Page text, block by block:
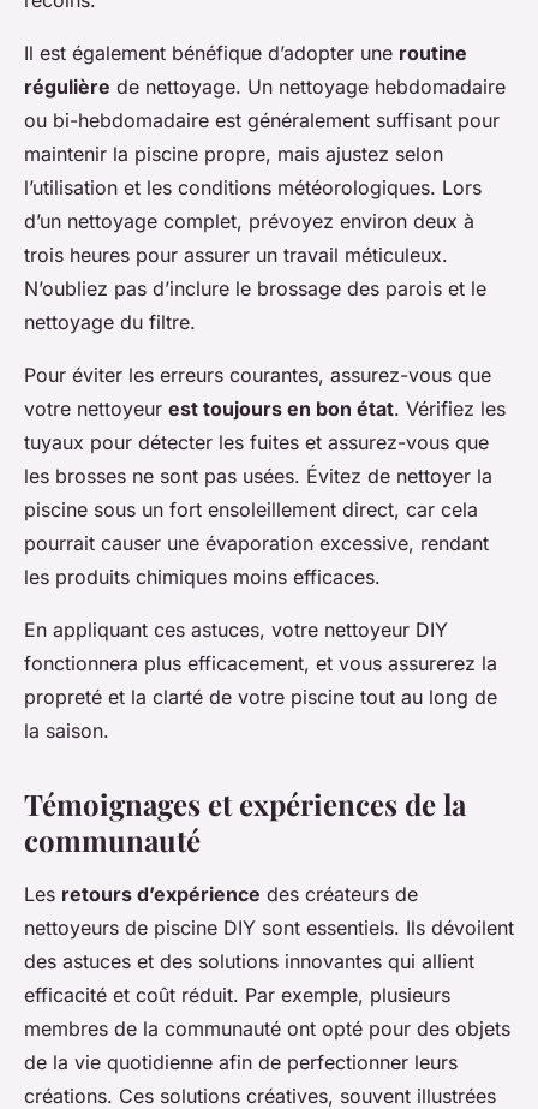
Il est également bénéfique d’adopter une routine
régulière de nettoyage. Un nettoyage hebdomadaire
ou bi-hebdomadaire est généralement suffisant pour
maintenir la piscine propre, mais ajustez selon
l’utilisation et les conditions météorologiques. Lors
d’un nettoyage complet, prévoyez environ deux à
trois heures pour assurer un travail méticuleux.
N’oubliez pas d’inclure le brossage des parois et le
nettoyage du filtre.
Pour éviter les erreurs courantes, assurez-vous que
votre nettoyeur est toujours en bon état. Vérifiez les
tuyaux pour détecter les fuites et assurez-vous que
les brosses ne sont pas usées. Évitez de nettoyer la
piscine sous un fort ensoleillement direct, car cela
pourrait causer une évaporation excessive, rendant
les produits chimiques moins efficaces.
En appliquant ces astuces, votre nettoyeur DIY
fonctionnera plus efficacement, et vous assurerez la
propreté et la clarté de votre piscine tout au long de
la saison.
Témoignages et expériences de la
communauté
Les retours d’expérience des créateurs de
nettoyeurs de piscine DIY sont essentiels. Ils dévoilent
des astuces et des solutions innovantes qui allient
efficacité et coût réduit. Par exemple, plusieurs
membres de la communauté ont opté pour des objets
de la vie quotidienne afin de perfectionner leurs
créations. Ces solutions créatives, souvent illustrées